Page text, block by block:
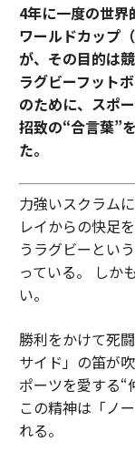
4年に一度の世
ワールドカップ
が、その目的は
ラグビーフット
のために、スポ
招致の“合言葉”
た。
力強いスクラム
レイからの快足
うラグビーとい
っている。 しか
い。
勝利をかけて死
サイド」の笛が
ポーツを愛する“
この精神は「ノ
れる。